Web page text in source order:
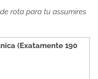
rota para tu assumires
(Exatamente 190